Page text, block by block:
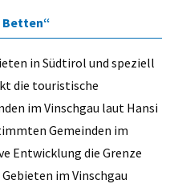
Betten“
in Südtirol und speziell
die touristische
im Vinschgau laut Hansi
Gemeinden im
Entwicklung die Grenze
im Vinschgau